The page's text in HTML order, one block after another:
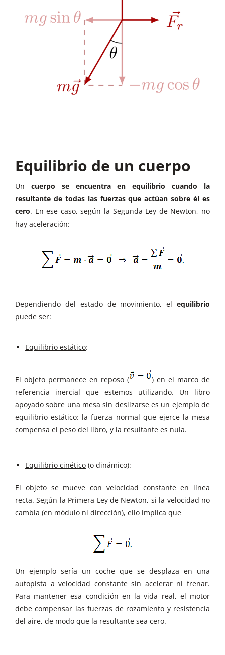
Equilibrio de un cuerpo
Un cuerpo se encuentra en equilibrio cuando la
resultante de todas las fuerzas que actúan sobre él es
cero. En ese caso, según la Segunda Ley de Newton, no
hay aceleración:
Dependiendo del estado de movimiento, el equilibrio
puede ser:
Equilibrio estático:
El objeto permanece en reposo (
) en el marco de
referencia inercial que estemos utilizando. Un libro
apoyado sobre una mesa sin deslizarse es un ejemplo de
equilibrio estático: la fuerza normal que ejerce la mesa
compensa el peso del libro, y la resultante es nula.
Equilibrio cinético (o dinámico):
El objeto se mueve con velocidad constante en línea
recta. Según la Primera Ley de Newton, si la velocidad no
cambia (en módulo ni dirección), ello implica que
Un ejemplo sería un coche que se desplaza en una
autopista a velocidad constante sin acelerar ni frenar.
Para mantener esa condición en la vida real, el motor
debe compensar las fuerzas de rozamiento y resistencia
del aire, de modo que la resultante sea cero.